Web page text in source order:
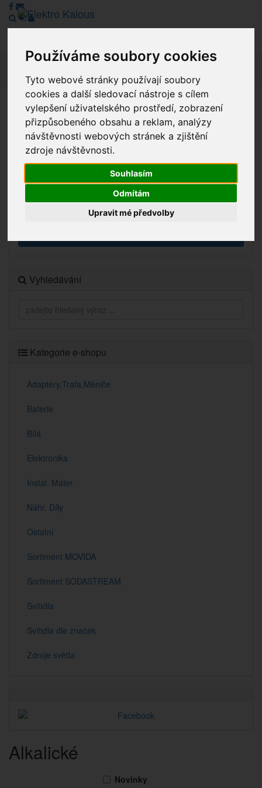
Používáme soubory cookies
Tyto webové stránky používají soubory
cookies a další sledovací nástroje s cílem
vylepšení uživatelského prostředí, zobrazení
přizpůsobeného obsahu a reklam, analýzy
návštěvnosti webových stránek a zjištění
zdroje návštěvnosti.
Souhlasím
Odmítám
Upravit mé předvolby
Vážení zákazníci, v tuto chvíli je Náš internetový obchod v
režimu Katalogu. Objednávky on-line nyní nelze vyřídit.
Děkujeme za pochopení.
Výprodej
Vyhledávání
Kategorie e-shopu
Adaptéry,Trafa,Měniče
Baterie
Bílá
Elektronika
Instal. Mater
Náhr. Díly
Ostatní
Sortiment MOVIDA
Sortiment SODASTREAM
Svítidla
Svítidla dle značek
Zdroje světla
Alkalické
Novinky